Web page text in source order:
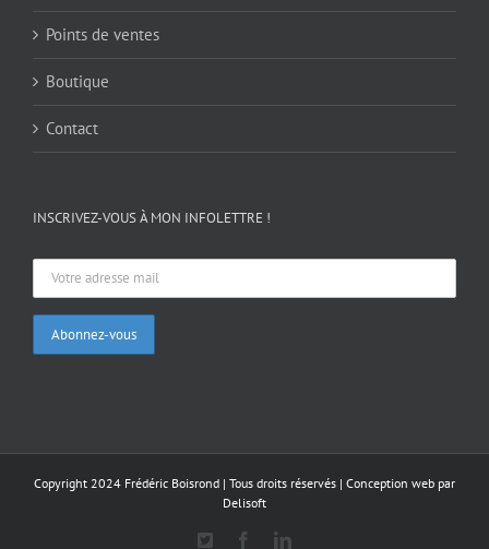
Points de ventes
Boutique
Contact
INSCRIVEZ-VOUS À MON INFOLETTRE !
Copyright 2024 Frédéric Boisrond | Tous droits réservés | Conception web par
Delisoft
FacebookLinkedIn